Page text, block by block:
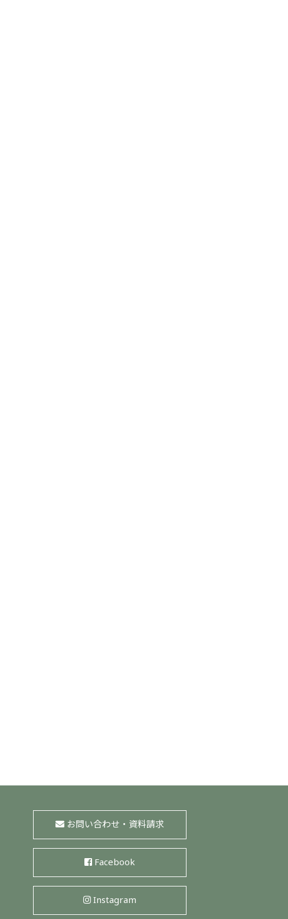
お問い合わせ・資料請求
Facebook
Instagram